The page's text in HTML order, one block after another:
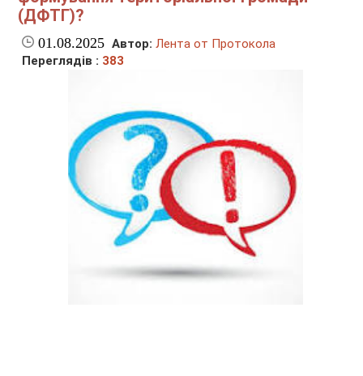
(ДФТГ)?
01.08.2025 Автор: Лента от Протокола
Переглядів : 383